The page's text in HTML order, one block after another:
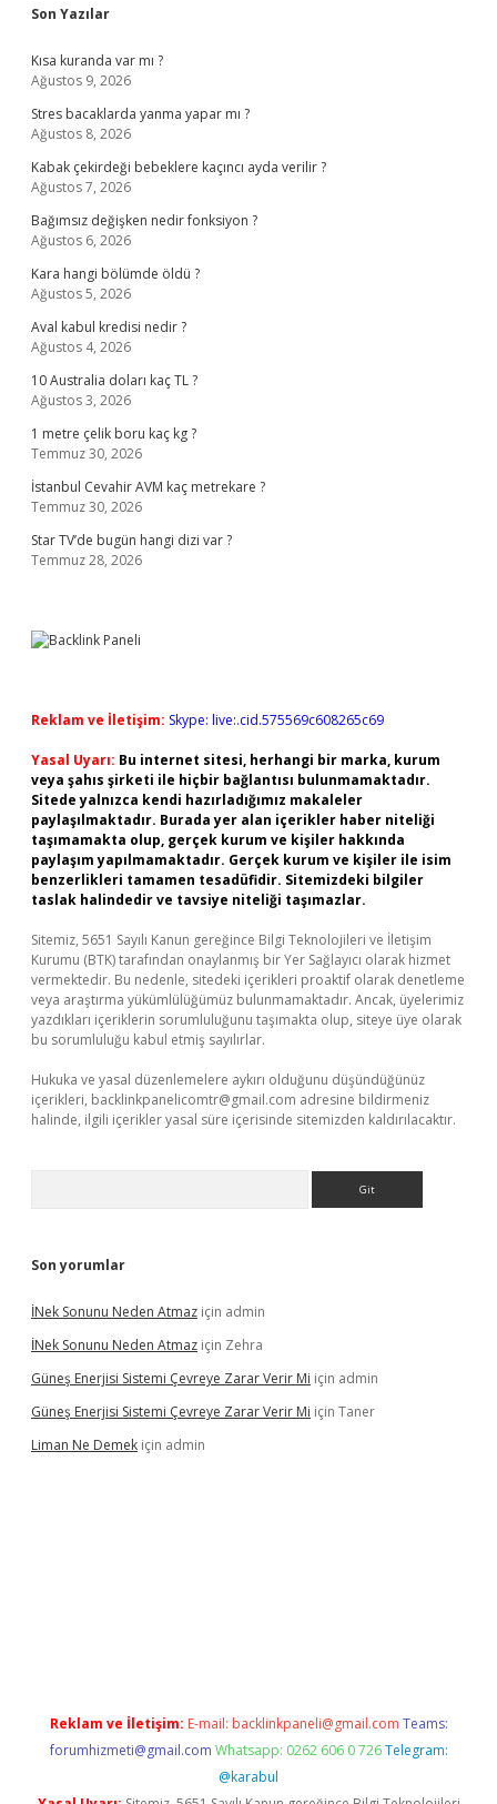
Sidebar
Son Yazılar
Kısa kuranda var mı ?
Ağustos 9, 2026
Stres bacaklarda yanma yapar mı ?
Ağustos 8, 2026
Kabak çekirdeği bebeklere kaçıncı ayda verilir ?
Ağustos 7, 2026
Bağımsız değişken nedir fonksiyon ?
Ağustos 6, 2026
Kara hangi bölümde öldü ?
Ağustos 5, 2026
Aval kabul kredisi nedir ?
Ağustos 4, 2026
10 Australia doları kaç TL ?
Ağustos 3, 2026
1 metre çelik boru kaç kg ?
Temmuz 30, 2026
İstanbul Cevahir AVM kaç metrekare ?
Temmuz 30, 2026
Star TV’de bugün hangi dizi var ?
Temmuz 28, 2026
Reklam ve İletişim: Skype: live:.cid.575569c608265c69
Yasal Uyarı: Bu internet sitesi, herhangi bir marka, kurum
veya şahıs şirketi ile hiçbir bağlantısı bulunmamaktadır.
Sitede yalnızca kendi hazırladığımız makaleler
paylaşılmaktadır. Burada yer alan içerikler haber niteliği
taşımamakta olup, gerçek kurum ve kişiler hakkında
paylaşım yapılmamaktadır. Gerçek kurum ve kişiler ile isim
benzerlikleri tamamen tesadüfidir. Sitemizdeki bilgiler
taslak halindedir ve tavsiye niteliği taşımazlar.
Sitemiz, 5651 Sayılı Kanun gereğince Bilgi Teknolojileri ve İletişim
Kurumu (BTK) tarafından onaylanmış bir Yer Sağlayıcı olarak hizmet
vermektedir. Bu nedenle, sitedeki içerikleri proaktif olarak denetleme
veya araştırma yükümlülüğümüz bulunmamaktadır. Ancak, üyelerimiz
yazdıkları içeriklerin sorumluluğunu taşımakta olup, siteye üye olarak
bu sorumluluğu kabul etmiş sayılırlar.
Hukuka ve yasal düzenlemelere aykırı olduğunu düşündüğünüz
içerikleri, backlinkpanelicomtr@gmail.com adresine bildirmeniz
halinde, ilgili içerikler yasal süre içerisinde sitemizden kaldırılacaktır.
Son yorumlar
İNek Sonunu Neden Atmaz için admin
İNek Sonunu Neden Atmaz için Zehra
Güneş Enerjisi Sistemi Çevreye Zarar Verir Mi için admin
Güneş Enerjisi Sistemi Çevreye Zarar Verir Mi için Taner
Liman Ne Demek için admin
Reklam ve İletişim: E-mail: backlinkpaneli@gmail.com Teams:
forumhizmeti@gmail.com Whatsapp: 0262 606 0 726 Telegram:
@karabul